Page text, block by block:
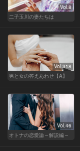
Vol.8
二子玉川の妻たちは
Vol.318
男と女の答えあわせ【A】
Vol.46
オトナの恋愛論～解説編～